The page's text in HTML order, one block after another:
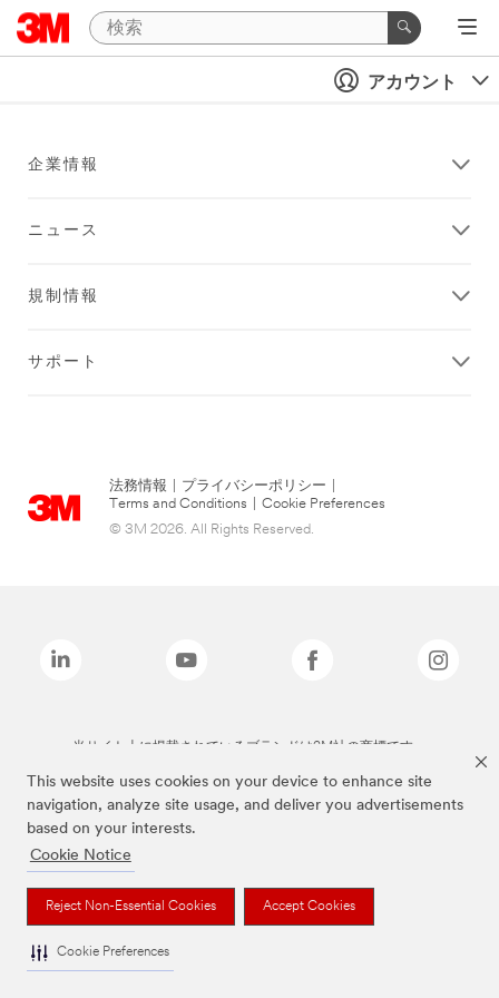
This website uses cookies on your device to enhance site
navigation, analyze site usage, and deliver you advertisements
based on your interests.
Cookie Notice
Reject Non-Essential Cookies Accept Cookies
Cookie Preferences
アカウント
企業情報
ニュース
規制情報
サポート
法務情報 プライバシーポリシー
Terms and Conditions
Cookie Preferences
© 3M 2026. All Rights Reserved.
当サイト上に掲載されているブランドは3M社の商標です。